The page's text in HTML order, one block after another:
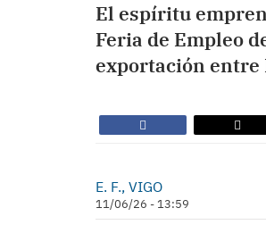
El espíritu
Feria de Empleo
exportación entre
E. F., VIGO
11/06/26 - 13:59